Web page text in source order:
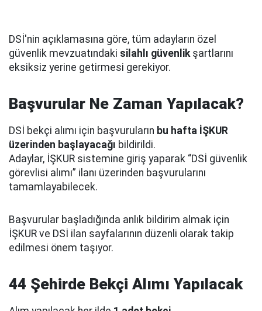
DSİ'nin açıklamasına göre, tüm adayların özel
güvenlik mevzuatındaki silahlı güvenlikşartlarını
eksiksiz yerine getirmesi gerekiyor.
Başvurular Ne Zaman Yapılacak?
DSİ bekçi alımı için başvuruların bu hafta İŞKUR
üzerinden başlayacağı bildirildi.
Adaylar, İŞKUR sistemine giriş yaparak “DSİ güvenlik
görevlisi alımı” ilanı üzerinden başvurularını
tamamlayabilecek.
Başvurular başladığında anlık bildirim almak için
İŞKUR ve DSİ ilan sayfalarının düzenli olarak takip
edilmesi önem taşıyor.
44 Şehirde Bekçi Alımı Yapılacak